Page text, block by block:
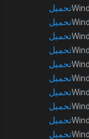
تحميل
تحميل
تحميل
تحميل
تحميل
تحميل
تحميل
تحميل
تحميل
تحميل